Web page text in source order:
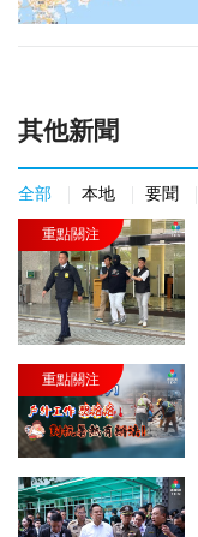
其他新聞
全部 本地 要聞